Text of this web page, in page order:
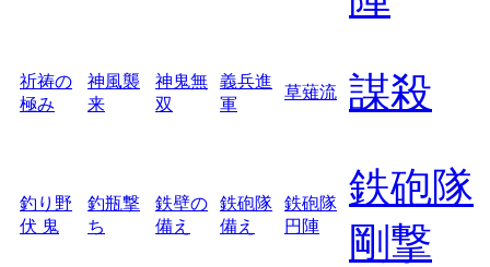
祈祷の
極み
神風襲
来
神鬼無
双
義兵進
軍
草薙流 謀殺
釣り野
伏 鬼
釣瓶撃
ち
鉄壁の
備え
鉄砲隊
備え
鉄砲隊
円陣
鉄砲隊
剛撃